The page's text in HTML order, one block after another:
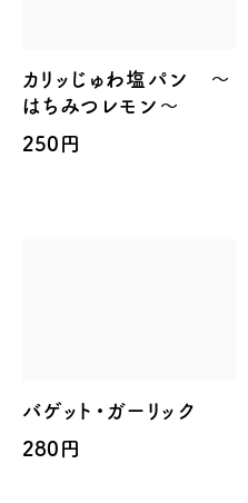
カリッじゅわ塩パン ～
はちみつレモン～
250円
バゲット・ガーリック
280円